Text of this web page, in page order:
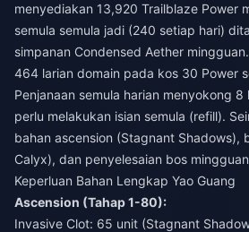
menyediakan 13,920 Trailblaze Power
semula semula jadi (240 setiap hari)
simpanan Condensed Aether
464 larian domain pada kos 30 Power
Penjanaan semula harian menyokong
perlu melakukan isian semula (refill).
bahan ascension (Stagnant Shadows),
Calyx), dan penyelesaian bos
Keperluan Bahan Lengkap Yao Guang
Ascension (Tahap 1-80):
Invasive Clot: 65 unit (Stagnant